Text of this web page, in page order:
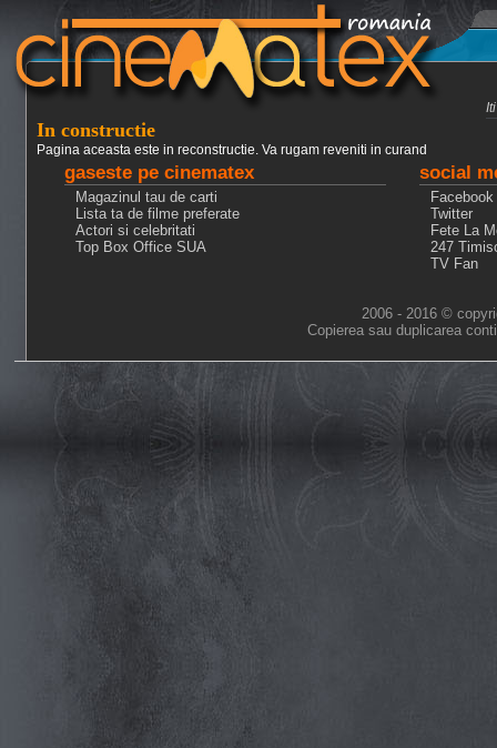
In constructie
Pagina aceasta este in reconstructie. Va rugam reveniti in curand
gaseste pe cinematex
Magazinul tau de carti
Lista ta de filme preferate
Actori si celebritati
Top Box Office SUA
social
Facebook
Twitter
Fete La
247
TV Fan
2006 - 2016 ©
Copierea sau duplicarea